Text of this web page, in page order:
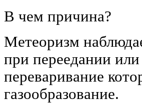
В чем причина?
Метеоризм
при переедании
переваривание
газообразование.